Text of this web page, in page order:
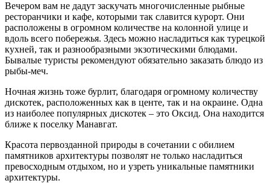
Вечером вам не дадут заскучать многочисленные рыбные
ресторанчики и кафе, которыми так славится курорт. Они
расположены в огромном количестве на колонной улице и
вдоль всего побережья. Здесь можно насладиться как турецкой
кухней, так и разнообразными экзотическими блюдами.
Бывалые туристы рекомендуют обязательно заказать блюдо из
рыбы-меч.
Ночная жизнь тоже бурлит, благодаря огромному количеству
дискотек, расположенных как в центе, так и на окраине. Одна
из наиболее популярных дискотек – это Оксид. Она находится
ближе к поселку Манавгат.
Красота первозданной природы в сочетании с обилием
памятников архитектуры позволят не только насладиться
превосходным отдыхом, но и узреть уникальные памятники
архитектуры.